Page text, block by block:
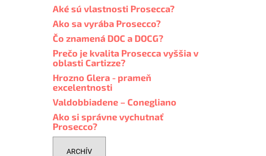
Aké sú vlastnosti Prosecca?
Ako sa vyrába Prosecco?
Čo znamená DOC a DOCG?
Prečo je kvalita Prosecca vyššia v
oblasti Cartizze?
Hrozno Glera - prameň
excelentnosti
Valdobbiadene – Conegliano
Ako si správne vychutnať
Prosecco?
ARCHÍV